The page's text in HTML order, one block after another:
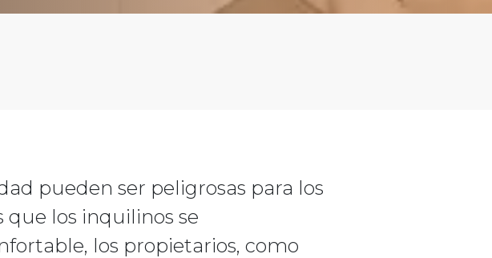
pueden ser peligrosas para los
los inquilinos se
los propietarios, como